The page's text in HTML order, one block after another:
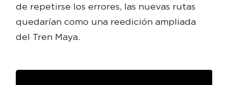
de repetirse los errores, las nuevas rutas
quedarían como una reedición ampliada
del Tren Maya.